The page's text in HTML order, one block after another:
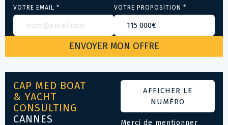
VOTRE EMAIL * VOTRE PROPOSITION *
CAP MED BOAT
& YACHT
CONSULTING
CANNES
AFFICHER LE
NUMÉRO
Merci de mentionner